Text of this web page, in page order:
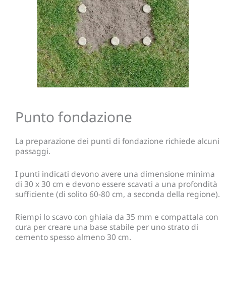
Punto fondazione
La preparazione dei punti di fondazione richiede alcuni
passaggi.
I punti indicati devono avere una dimensione minima
di 30 x 30 cm e devono essere scavati a una profondità
sufficiente (di solito 60-80 cm, a seconda della regione).
Riempi lo scavo con ghiaia da 35 mm e compattala con
cura per creare una base stabile per uno strato di
cemento spesso almeno 30 cm.